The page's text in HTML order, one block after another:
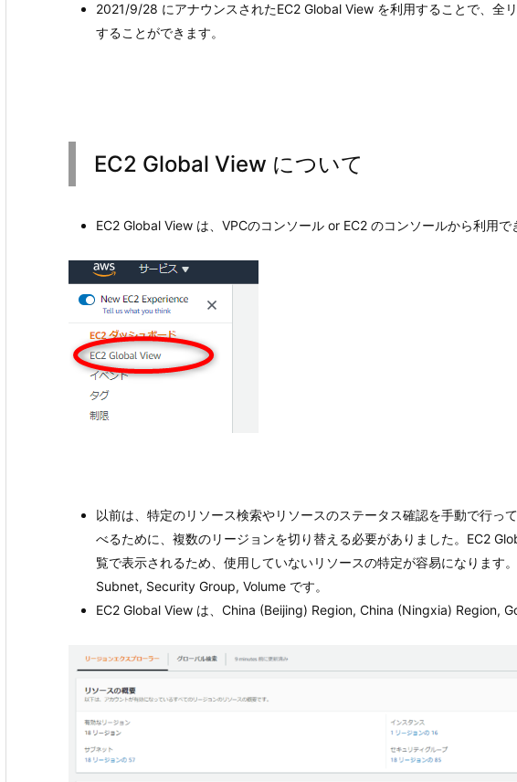
2021/9/28 にアナウンスされたEC2 Global View を利用することで、全
することができます。
EC2 Global View について
EC2 Global View は、VPCのコンソール or EC2 のコンソールから利用で
以前は、特定のリソース検索やリソースのステータス確認を手動で行っ
べるために、複数のリージョンを切り替える必要がありました。EC2
覧で表示されるため、使用していないリソースの特定が容易になります
Subnet, Security Group, Volume です。
EC2 Global View は、China (Beijing) Region, China (Ningxia) Region,